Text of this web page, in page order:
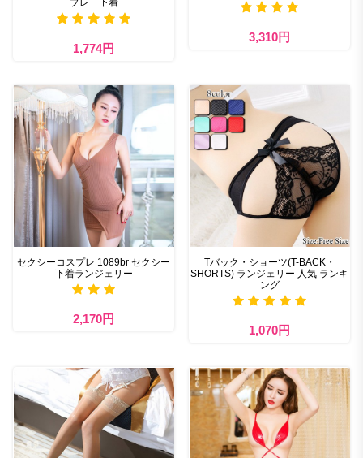
プレ 下着
1,774円
3,310円
セクシーコスプレ 1089br セクシー
下着ランジェリー
2,170円
Tバック・ショーツ(T-BACK・
SHORTS) ランジェリー 人気 ランキ
ング
1,070円